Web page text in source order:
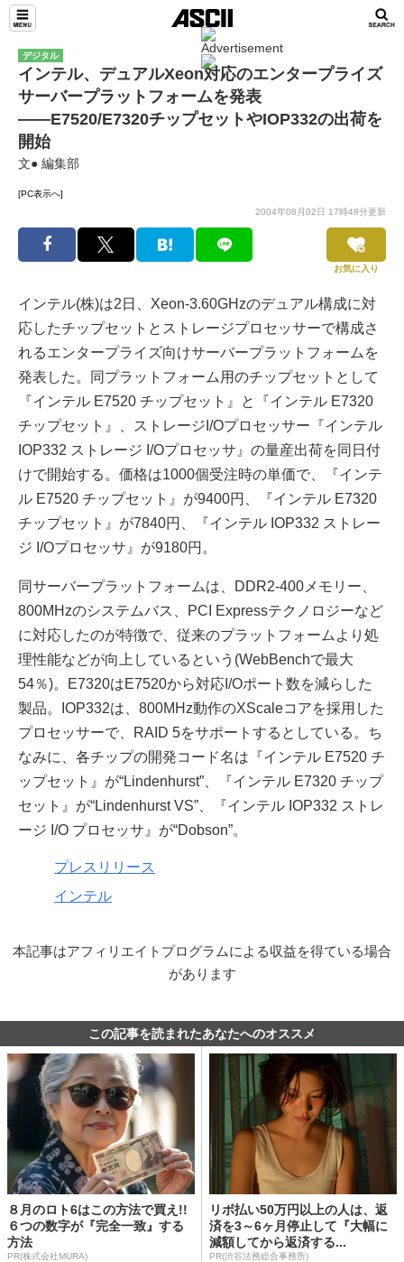
デジタル
インテル、デュアルXeon対応のエンタープライズ
サーバープラットフォームを発表
――E7520/E7320チップセットやIOP332の出荷を
開始
文● 編集部
[PC表示へ]
2004年08月02日 17時48分更新
お気に入り
インテル(株)は2日、Xeon-3.60GHzのデュアル構成に対
応したチップセットとストレージプロセッサーで構成さ
れるエンタープライズ向けサーバープラットフォームを
発表した。同プラットフォーム用のチップセットとして
『インテル E7520 チップセット』と『インテル E7320
チップセット』、ストレージI/Oプロセッサー『インテル
IOP332 ストレージ I/Oプロセッサ』の量産出荷を同日付
けで開始する。価格は1000個受注時の単価で、『インテ
ル E7520 チップセット』が9400円、『インテル E7320
チップセット』が7840円、『インテル IOP332 ストレー
ジ I/Oプロセッサ』が9180円。
同サーバープラットフォームは、DDR2-400メモリー、
800MHzのシステムバス、PCI Expressテクノロジーなど
に対応したのが特徴で、従来のプラットフォームより処
理性能などが向上しているという(WebBenchで最大
54％)。E7320はE7520から対応I/Oポート数を減らした
製品。IOP332は、800MHz動作のXScaleコアを採用した
プロセッサーで、RAID 5をサポートするとしている。ち
なみに、各チップの開発コード名は『インテル E7520 チ
ップセット』が“Lindenhurst”、『インテル E7320 チップ
セット』が“Lindenhurst VS”、『インテル IOP332 ストレ
ージ I/O プロセッサ』が“Dobson”。
プレスリリース
インテル
本記事はアフィリエイトプログラムによる収益を得ている場合
があります
この記事を読まれたあなたへのオススメ
８月のロト6はこの方法で買え!!
６つの数字が『完全一致』する
方法
PR(株式会社MURA)
リボ払い50万円以上の人は、返
済を3～6ヶ月停止して『大幅に
減額してから返済する...
PR(渋谷法務総合事務所)